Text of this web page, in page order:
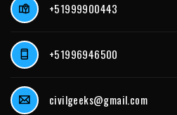
+51999900443
+51996946500
civilgeeks@gmail.com